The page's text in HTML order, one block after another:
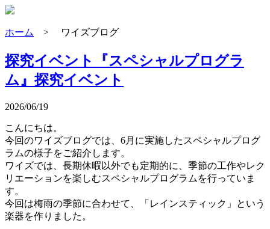
ホーム > ワイズブログ
探究イベント『スペシャルプログラ
ム』 探究イベント
2026/06/19
こんにちは。
今回のワイズブログでは、6月に実施したスペシャルプログ
ラムの様子をご紹介します。
ワイズでは、長期休暇以外でも定期的に、季節の工作やレク
リエーションを楽しむスペシャルプログラムを行っていま
す。
今回は梅雨の季節に合わせて、「レインスティック」という
楽器を作りました。